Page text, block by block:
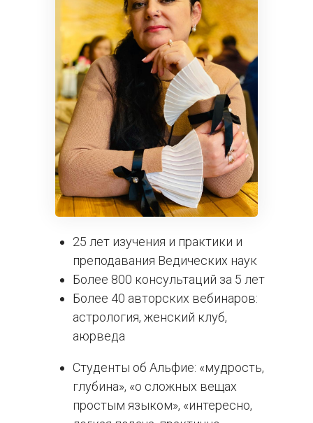
25 лет изучения и практики и
преподавания Ведических наук
Более 800 консультаций за 5 лет
Более 40 авторских вебинаров:
астрология, женский клуб,
аюрведа
Студенты об Альфие: «мудрость,
глубина», «о сложных вещах
простым языком», «интересно,